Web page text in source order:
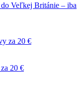
Veľkej Británie – iba
za 20 €
20 €